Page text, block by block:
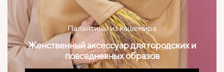
Палантины из кашемира
Женственный аксессуар для городских и
повседневных образов